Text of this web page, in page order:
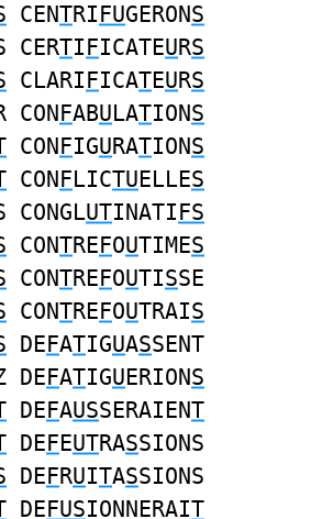
CENTRIFUGERONS
CERTIFICATEURS
CLARIFICATEURS
CONFABULATIONS
CONFIGURATIONS
CONFLICTUELLES
CONGLUTINATIFS
CONTREFOUTIMES
CONTREFOUTISSE
CONTREFOUTRAIS
DEFATIGUASSENT
DEFATIGUERIONS
DEFAUSSERAIENT
DEFEUTRASSIONS
DEFRUITASSIONS
DEFUSIONNERAIT